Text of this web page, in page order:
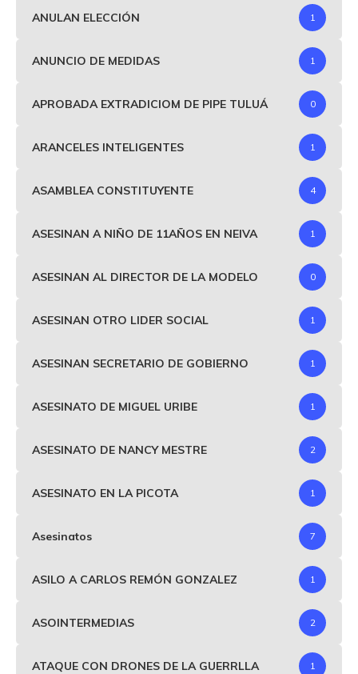
ANULAN ELECCIÓN 1
ANUNCIO DE MEDIDAS 1
APROBADA EXTRADICIOM DE PIPE TULUÁ 0
ARANCELES INTELIGENTES 1
ASAMBLEA CONSTITUYENTE 4
ASESINAN A NIÑO DE 11AÑOS EN NEIVA 1
ASESINAN AL DIRECTOR DE LA MODELO 0
ASESINAN OTRO LIDER SOCIAL 1
ASESINAN SECRETARIO DE GOBIERNO 1
ASESINATO DE MIGUEL URIBE 1
ASESINATO DE NANCY MESTRE 2
ASESINATO EN LA PICOTA 1
Asesinatos 7
ASILO A CARLOS REMÓN GONZALEZ 1
ASOINTERMEDIAS 2
ATAQUE CON DRONES DE LA GUERRLLA 1